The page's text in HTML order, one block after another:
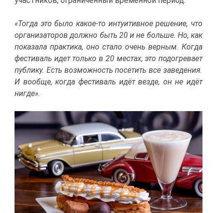
«То­гда это бы­ло ка­кое-то ин­ту­и­тив­ное ре­ше­ние, что
ор­га­ни­за­то­ров долж­но быть 20 и не боль­ше. Но, как
по­ка­за­ла прак­ти­ка, оно ста­ло очень вер­ным. Ко­гда
фе­сти­валь идет толь­ко в 20 ме­стах, это по­до­гре­ва­ет
пуб­ли­ку. Есть воз­мож­ность по­се­тить все за­ве­де­ния.
И во­об­ще, ко­гда фе­сти­валь идёт вез­де, он не идёт
ни­где».